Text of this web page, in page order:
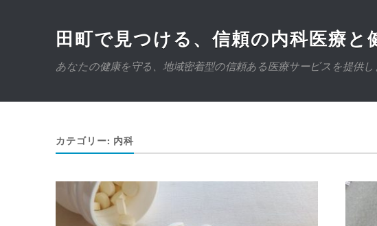
田町で見つける、信頼の内科医療と
あなたの健康を守る、地域密着型の信頼ある医療サービスを提供し
カテゴリー: 内科